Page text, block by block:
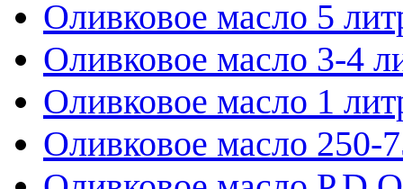
Оливковое масло 5
Оливковое масло 3-4
Оливковое масло 1
Оливковое масло 250-